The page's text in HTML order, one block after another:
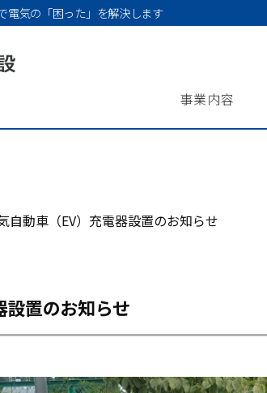
気の「困った」を解決します
事業内容
自動車（EV）充電器設置のお知らせ
設置のお知らせ